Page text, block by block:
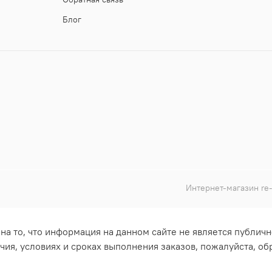
Блог
Интернет-магазин
то, что информация на данном сайте не является
условиях и сроках выполнения заказов, пожалуйста,